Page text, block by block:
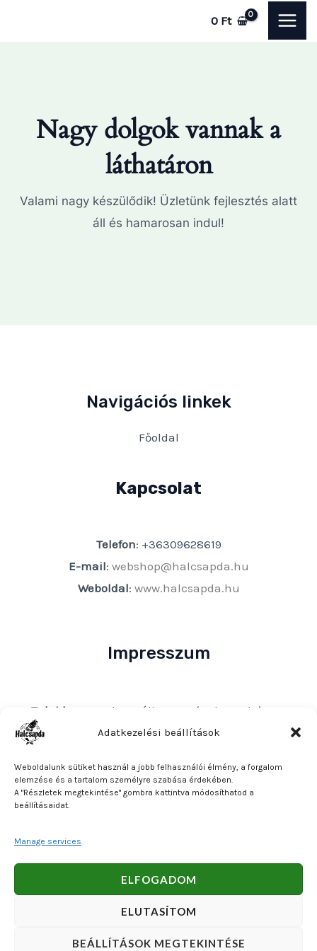
Adatkezelési beállítások
Weboldalunk sütiket használ a jobb felhasználói élmény, a forgalom
elemzése és a tartalom személyre szabása érdekében.
A "Részletek megtekintése" gombra kattintva módosíthatod a
beállításaidat.
Manage services
ELFOGADOM
ELUTASÍTOM
BEÁLLÍTÁSOK MEGTEKINTÉSE
0 Ft
Nagy dolgok vannak a
láthatáron
Valami nagy készülődik! Üzletünk fejlesztés alatt
áll és hamarosan indul!
Navigációs linkek
Főoldal
Kapcsolat
Telefon: +36309628619
E-mail: webshop@halcsapda.hu
Weboldal: www.halcsapda.hu
Impresszum
Tulajdonos
: Bakos Bálint E. V. (Halcsapda)
Székhely és postacím: 2890 Tata, Nyárfa u. 7.
Közösségi adószám: HU90921379
Bankszámlaszám: OTP Bank 11740047-27102600
by Bakos Bálint E. V. (Halcsapda).